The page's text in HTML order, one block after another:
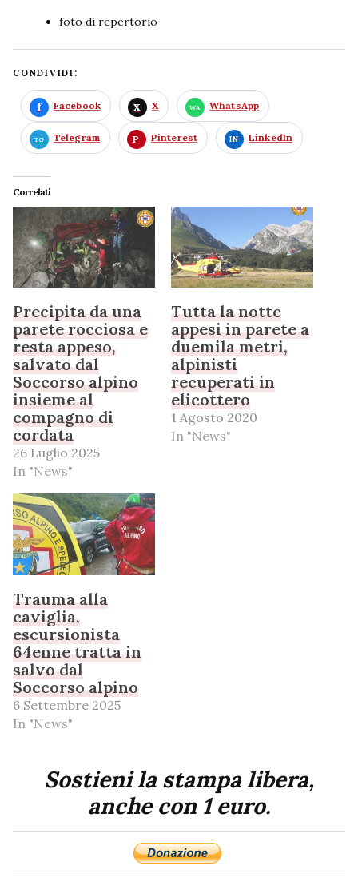
foto di repertorio
CONDIVIDI:
Facebook X WhatsApp
Telegram Pinterest LinkedIn
Correlati
Precipita da una
parete rocciosa e
resta appeso,
salvato dal
Soccorso alpino
insieme al
compagno di
cordata
26 Luglio 2025
In "News"
Tutta la notte
appesi in parete a
duemila metri,
alpinisti
recuperati in
elicottero
1 Agosto 2020
In "News"
Trauma alla
caviglia,
escursionista
64enne tratta in
salvo dal
Soccorso alpino
6 Settembre 2025
In "News"
Sostieni la stampa libera,
anche con 1 euro.